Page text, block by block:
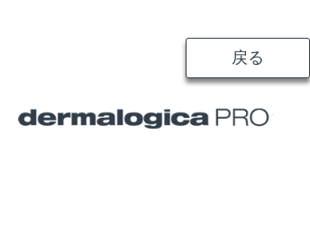
戻る